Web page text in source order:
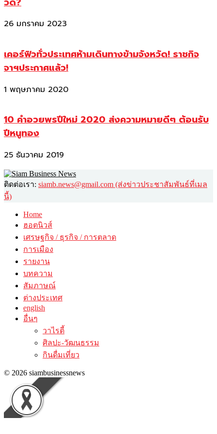
26 มกราคม 2023
เคอร์ฟิวทั่วประเทศห้ามเดินทางข้ามจังหวัด! ราชกิจ
จาฯประกาศแล้ว!
1 พฤษภาคม 2020
10 คำอวยพรปีใหม่ 2020 ส่งความหมายดีๆ ต้อนรับ
ปีหนูทอง
25 ธันวาคม 2019
ติดต่อเรา: siamb.news@gmail.com (ส่งข่าวประชาสัมพันธ์ที่เมล
นี้)
Home
ฮอตนิวส์
เศรษฐกิจ / ธุรกิจ / การตลาด
การเมือง
รายงาน
บทความ
สัมภาษณ์
ต่างประเทศ
english
อื่นๆ
วาไรตี้
ศิลปะ-วัฒนธรรม
กินดื่มเที่ยว
© 2026 siambusinessnews